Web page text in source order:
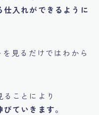
入れができるように
見るだけではわから
ことにより
ていきます。